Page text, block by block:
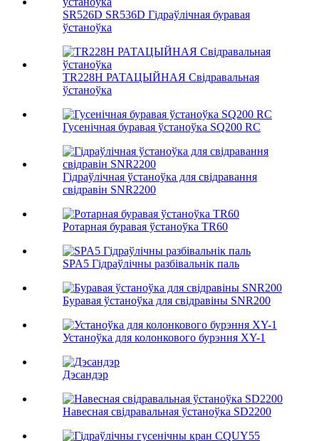
SR526D SR536D Гідраўлічная буравая
ўстаноўка
TR228H РАТАЦЫЙНАЯ Свідравальная
ўстаноўка
Гусенічная буравая ўстаноўка SQ200 RC
Гідраўлічная ўстаноўка для свідравання
свідравін SNR2200
Ротарная буравая ўстаноўка TR60
SPA5 Гідраўлічны разбівальнік паль
Буравая ўстаноўка для свідравіны SNR200
Устаноўка для колонкового бурэння XY-1
Дэсандэр
Навесная свідравальная ўстаноўка SD2200